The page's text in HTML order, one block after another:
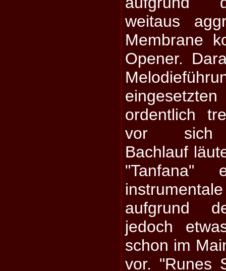
weitaus
Membrane
Opener.
ordentlich
vor sich
Bachlauf
"Tanfana"
aufgrund
jedoch
schon im
vor. "Runes